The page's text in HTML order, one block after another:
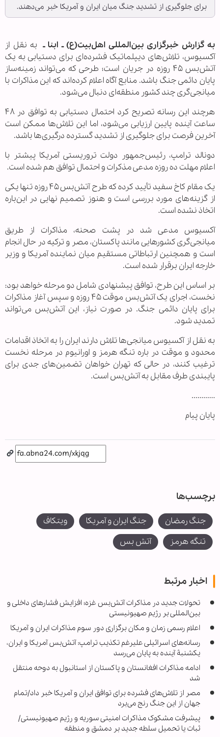
برای جلوگیری از تشدید جنگ میان ایران و آمریکا خبر می‌دهند.
به گزارش خبرگزاری بین‌المللی اهل‌بیت(ع) ـ ابنا ـ به نقل از
آکسیوس، تلاش‌های دیپلماتیک فشرده‌ای برای دستیابی به یک
آتش‌بس ۴۵ روزه در جریان است؛ طرحی که می‌تواند زمینه‌ساز
پایان دائمی جنگ باشد. منابع آگاه اعلام کرده‌اند که این مذاکرات با
میانجی‌گری چند کشور منطقه‌ای دنبال می‌شود.
هرچند این رسانه تصریح کرد احتمال دستیابی به توافق در ۴۸
ساعت آینده پایین ارزیابی می‌شود، اما این تلاش‌ها ممکن است
آخرین فرصت برای جلوگیری از تشدید گسترده درگیری‌ها باشد.
دونالد ترامپ، رئیس‌جمهور دولت تروریستی آمریکا پیشتر با
اعلام مهلت ده روزه مدعی مذکرات و احتمال توافق هم شده است.
یک مقام کاخ سفید تأیید کرده که طرح آتش‌بس ۴۵ روزه تنها یکی
از گزینه‌های مورد بررسی است و هنوز تصمیم نهایی در این‌باره
اتخاذ نشده است.
آکسیوس مدعی شد در پشت صحنه، مذاکرات از طریق
میانجی‌گری کشورهایی مانند پاکستان، مصر و ترکیه در حال انجام
است و همچنین ارتباطاتی مستقیم میان نماینده آمریکا و وزیر
خارجه ایران برقرار شده است.
بر اساس این طرح، توافق پیشنهادی شامل دو مرحله خواهد بود:
نخست، اجرای یک آتش‌بس موقت ۴۵ روزه و سپس آغاز مذاکرات
برای پایان دائمی جنگ. در صورت نیاز، این آتش‌بس می‌تواند
تمدید شود.
به نقل از آکسیوس میانجی‌ها تلاش دارند ایران را به اتخاذ اقدامات
محدود و موقت در باره تنگه هرمز و اورانیوم در مرحله نخست
ترغیب کنند، در حالی که تهران خواهان تضمین‌های جدی برای
پایبندی طرف مقابل به آتش‌بس است.
............
پایان پیام
برچسب‌ها
جنگ رمضان جنگ ایران و آمریکا
ویتکاف
تنگه هرمز
آتش بس
اخبار مرتبط
تحولات جدید در مذاکرات آتش‌بس غزه؛ افزایش فشارهای داخلی و
بین‌المللی بر رژیم صهیونیستی
اعلام رسمی زمان و مکان برگزاری دور سوم مذاکرات ایران و آمریکا
رسانه‌های اسرائیلی علیرغم تکذیب ترامپ: آتش‌بس آمریکا و ایران،
یکشنبۀ آینده به پایان می‌رسد
ادامه مذاکرات افغانستان و پاکستان از استانبول به دوحه منتقل
شد
مصر از تلاش‌های فشرده برای توافق ایران و آمریکا خبر داد/تمام
جهان از این جنگ رنج می‌برد
پیشرفت مشکوک مذاکرات امنیتی سوریه و رژیم صهیونیستی/
ثبات یا تحمیل سلطه جدید بر دمشق و منطقه